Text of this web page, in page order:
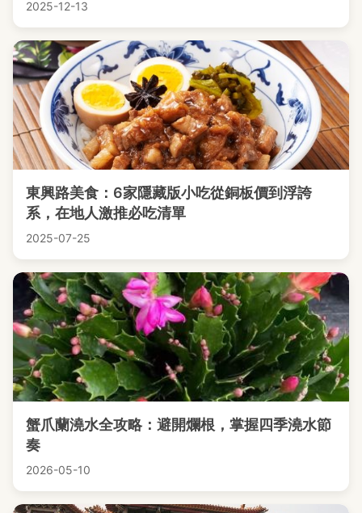
2025-12-13
東興路美食：6家隱藏版小吃從銅板價到浮誇
系，在地人激推必吃清單
2025-07-25
蟹爪蘭澆水全攻略：避開爛根，掌握四季澆水節
奏
2026-05-10